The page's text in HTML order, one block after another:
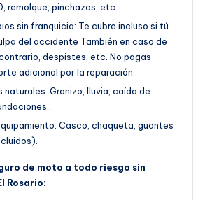
remolque, pinchazos, etc.
sin franquicia: Te cubre incluso si tú
del accidente También en caso de
despistes, etc. No pagas
adicional por la reparación.
naturales: Granizo, lluvia, caída de
Casco, chaqueta, guantes
de moto a todo riesgo sin
Rosario: